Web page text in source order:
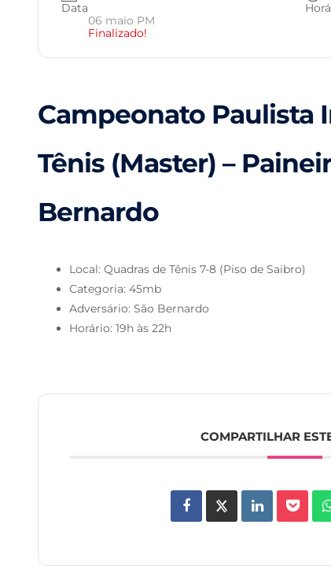
Data
06 maio PM
Finalizado!
Campeonato Paulista
Tênis (Master) –
Bernardo
Local: Quadras de Tênis 7-8 (Piso de Saibro)
Categoria: 45mb
Adversário: São Bernardo
Horário: 19h às 22h
COMPARTILHAR